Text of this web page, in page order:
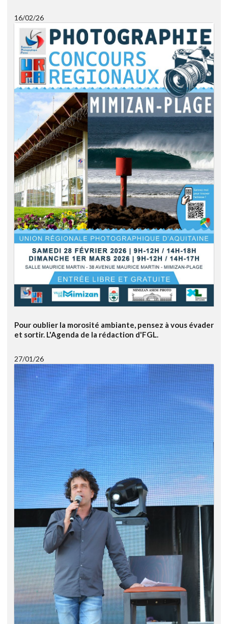
16/02/26
Pour oublier la morosité ambiante, pensez à vous évader
et sortir. L'Agenda de la rédaction d'FGL.
27/01/26